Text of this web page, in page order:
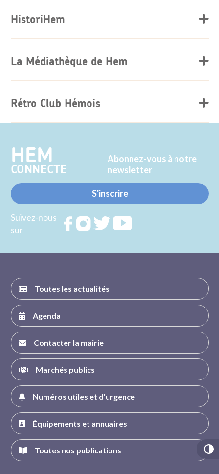
HistoriHem
La Médiathèque de Hem
Rétro Club Hémois
HEM
CONNECTE
Abonnez-vous à notre
newsletter
S'inscrire
Suivez-nous
sur
RejoignezRejoignezRejoignez
Toutes les actualités
Agenda
Contacter la mairie
Marchés publics
Numéros utiles et d'urgence
Équipements et annuaires
Toutes nos publications